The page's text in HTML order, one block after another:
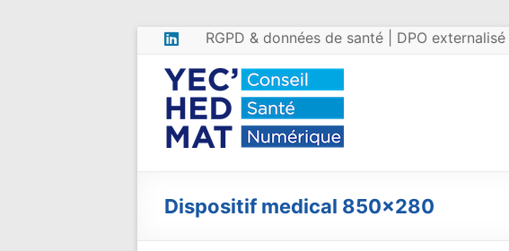
Aller
contenu
RGPD & données de santé | DPO externalisé
Yec’Hed
Mat
Conseil
– RGPD
Conseil
RGPD en
santé &
DPO
Dispositif medical 850×280